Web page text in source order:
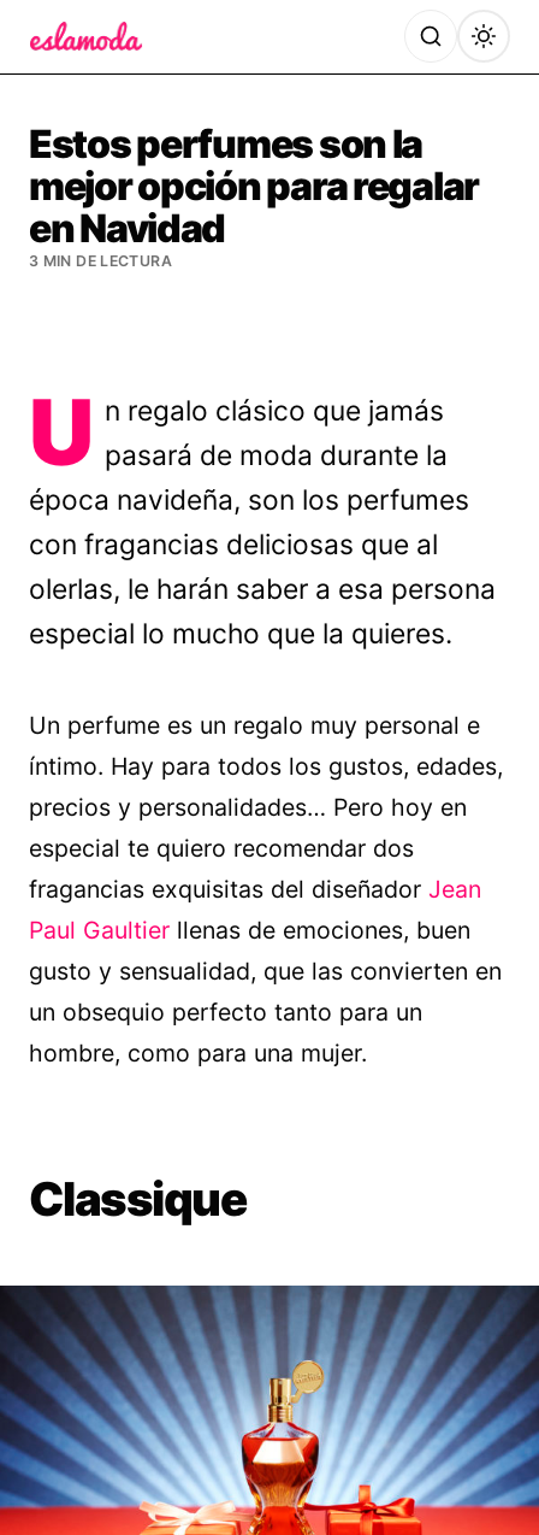
Estos perfumes son la
mejor opción para regalar
en Navidad
3 MIN DE LECTURA
U n regalo clásico que jamás
pasará de moda durante la
época navideña, son los perfumes
con fragancias deliciosas que al
olerlas, le harán saber a esa persona
especial lo mucho que la quieres.
Un perfume es un regalo muy personal e
íntimo. Hay para todos los gustos, edades,
precios y personalidades… Pero hoy en
especial te quiero recomendar dos
fragancias exquisitas del diseñador Jean
Paul Gaultier llenas de emociones, buen
gusto y sensualidad, que las convierten en
un obsequio perfecto tanto para un
hombre, como para una mujer.
Classique